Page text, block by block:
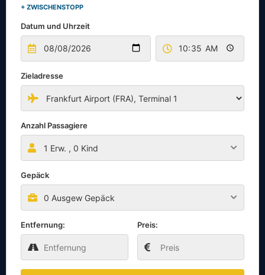
+ ZWISCHENSTOPP
Datum und Uhrzeit
Zieladresse
Anzahl Passagiere
1 Erw. , 0 Kind
Gepäck
0 Ausgew Gepäck
Entfernung: Preis: